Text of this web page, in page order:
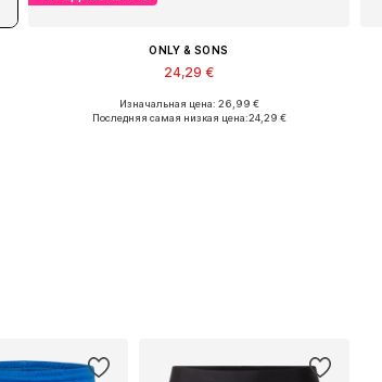
ONLY & SONS
24,29 €
Доступные размеры: XS, S, M, L, XL, XXL
Изначальная цена: 26,99 €
Последняя самая низкая цена:24,29 €